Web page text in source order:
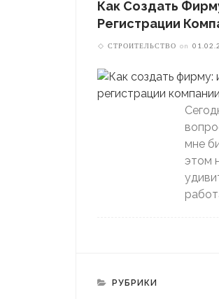
Как Создать
Регистрации
СТРОИТЕЛЬСТВО on
мне
этом
РУБРИКИ